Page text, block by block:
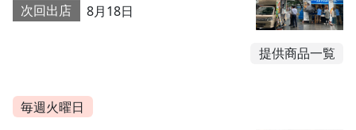
次回出店
8月18日
提供商品一覧
毎週火曜日